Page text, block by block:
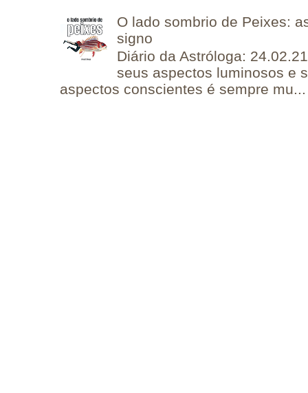
O lado sombrio de Peixes:
signo
Diário da Astróloga:
seus aspectos luminosos e
aspectos conscientes é sempre mu...